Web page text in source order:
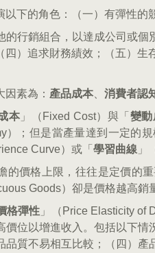
以下的角色：（一）有彈性的
的行銷組合，以達成公司或個
四）追求財務績效；（五）生
素為： 產品成本 消費者認
本 」（Fixed Cost）與「 變動
）；但是當產量達到一定的
Curve）或「 學習曲線 」
的價格上限，往往是定價的
Goods）卻是價格越高銷
格彈性 」（Price Elasticity of
價位以增進收入。包括以下
品質不易相互比較；（四）